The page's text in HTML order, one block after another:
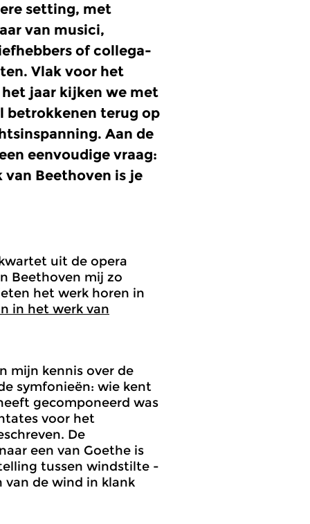
setting, met
van musici,
of collega-
Vlak voor het
jaar kijken we met
betrokkenen terug op
Aan de
eenvoudige vraag:
van Beethoven is je
uit de opera
Beethoven mij zo
het werk horen in
in het werk van
mijn kennis over de
symfonieën: wie kent
gecomponeerd was
voor het
De
naar een van Goethe is
tussen windstilte -
van de wind in klank